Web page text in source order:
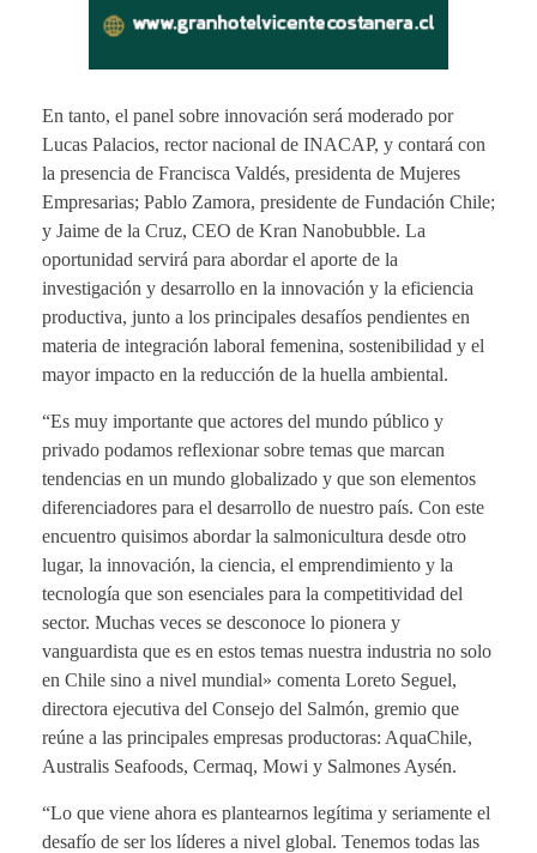
En tanto, el panel sobre innovación será moderado por
Lucas Palacios, rector nacional de INACAP, y contará con
la presencia de Francisca Valdés, presidenta de Mujeres
Empresarias; Pablo Zamora, presidente de Fundación Chile;
y Jaime de la Cruz, CEO de Kran Nanobubble. La
oportunidad servirá para abordar el aporte de la
investigación y desarrollo en la innovación y la eficiencia
productiva, junto a los principales desafíos pendientes en
materia de integración laboral femenina, sostenibilidad y el
mayor impacto en la reducción de la huella ambiental.
“Es muy importante que actores del mundo público y
privado podamos reflexionar sobre temas que marcan
tendencias en un mundo globalizado y que son elementos
diferenciadores para el desarrollo de nuestro país. Con este
encuentro quisimos abordar la salmonicultura desde otro
lugar, la innovación, la ciencia, el emprendimiento y la
tecnología que son esenciales para la competitividad del
sector. Muchas veces se desconoce lo pionera y
vanguardista que es en estos temas nuestra industria no solo
en Chile sino a nivel mundial» comenta Loreto Seguel,
directora ejecutiva del Consejo del Salmón, gremio que
reúne a las principales empresas productoras: AquaChile,
Australis Seafoods, Cermaq, Mowi y Salmones Aysén.
“Lo que viene ahora es plantearnos legítima y seriamente el
desafío de ser los líderes a nivel global. Tenemos todas las